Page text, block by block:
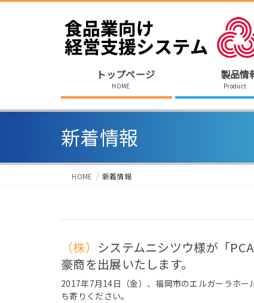
トップページ
HOME
製品情
Product
新着情報
HOME 新着情報
（株）システムニシツウ様が「PCAソリューションカンファレンス」へ
豪商を出展いたします。
2017年7月14日（金）、福岡市のエルガーラホ
ち寄りください。